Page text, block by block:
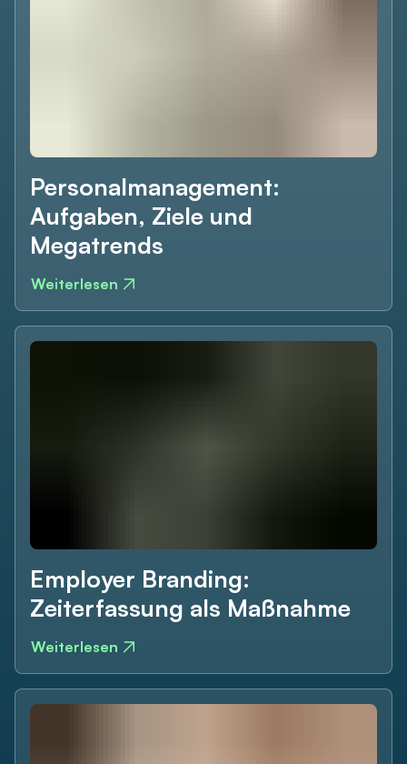
Personalmanagement:
Aufgaben, Ziele und
Megatrends
Weiterlesen
Employer Branding:
Zeiterfassung als Maßnahme
Weiterlesen